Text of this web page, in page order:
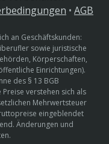
• AGB
an Geschäftskunden:
sowie juristische
Körperschaften,
Einrichtungen).
des § 13 BGB
verstehen sich als
Mehrwertsteuer
eingeblendet
Änderungen und